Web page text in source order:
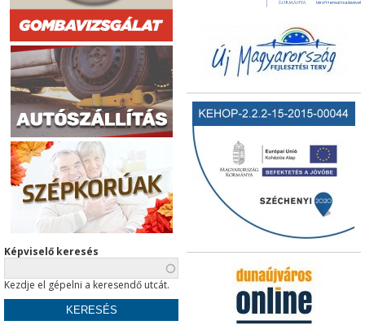
Képviselő keresés
Kezdje el gépelni a keresendő utcát.